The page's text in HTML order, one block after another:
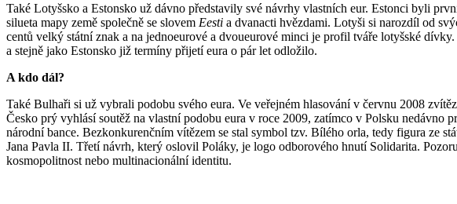
Také Lotyšsko a Estonsko už dávno představily své návrhy vlastních eur. Estonci byli
silueta mapy země společně se slovem Eesti a dvanacti hvězdami. Lotyši si narozdíl od
centů velký státní znak a na jednoeurové a dvoueurové minci je profil tváře lotyšské
a stejně jako Estonsko již termíny přijetí eura o pár let odložilo.
A kdo dál?
Také Bulhaři si už vybrali podobu svého eura. Ve veřejném hlasování v červnu 2008
Česko prý vyhlásí soutěž na vlastní podobu eura v roce 2009, zatímco v Polsku
národní bance. Bezkonkurenčním vítězem se stal symbol tzv. Bílého orla, tedy figura ze
Jana Pavla II. Třetí návrh, který oslovil Poláky, je logo odborového hnutí Solidarita.
kosmopolitnost nebo multinacionální identitu.